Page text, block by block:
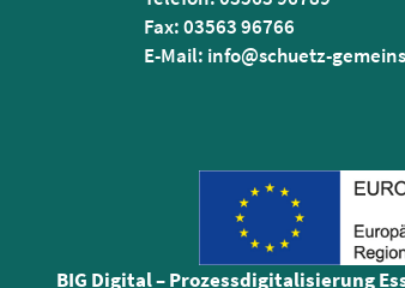
Fax: 03563 96766
E-Mail: info@schuetz-
BIG Digital – Prozessdigitalisierung